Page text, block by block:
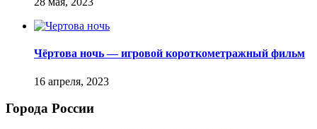
Чёртова ночь — игровой короткометражный фильм
Города России